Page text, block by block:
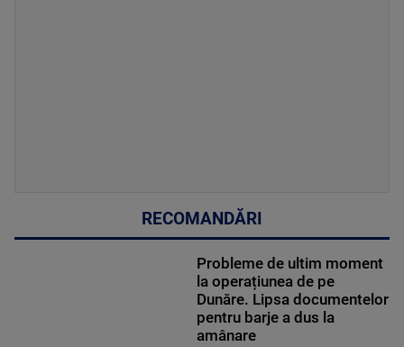
RECOMANDĂRI
Probleme de ultim moment
la operațiunea de pe
Dunăre. Lipsa documentelor
pentru barje a dus la
amânare